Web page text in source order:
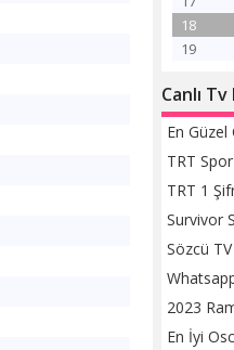
18
19
Canlı Tv
En Güzel
TRT
TRT 1
Survivor
Sözcü
2023
En İyi